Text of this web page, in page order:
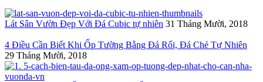
Lát Sân Vườn Đẹp Với Đá Cubic tự nhiên 31 Tháng Mười, 2018
4 Điều Cần Biết Khi Ốp Tường Bằng Đá Rối, Đá Chẻ Tự Nhiên
29 Tháng Mười, 2018